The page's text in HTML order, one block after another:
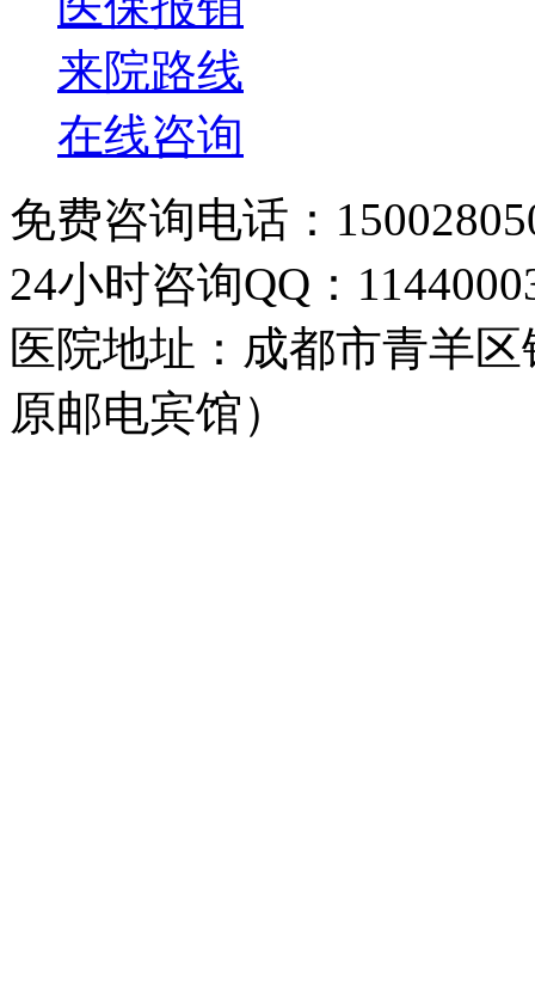
来院路线
在线咨询
免费咨询电话：
24小时咨询QQ：
医院地址：成都市青羊
原邮电宾馆）